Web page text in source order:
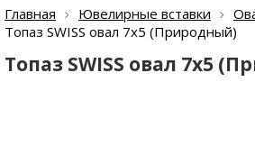
Главная Ювелирные вставки
Топаз SWISS овал 7х5 (Природный)
Топаз SWISS овал 7х5